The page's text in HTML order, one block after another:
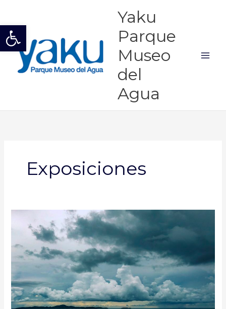
Abrir barra de herramientas
contenido
Yaku
Parque
Museo
del
Agua
Exposiciones
y
Intercambios
para
la
vida.